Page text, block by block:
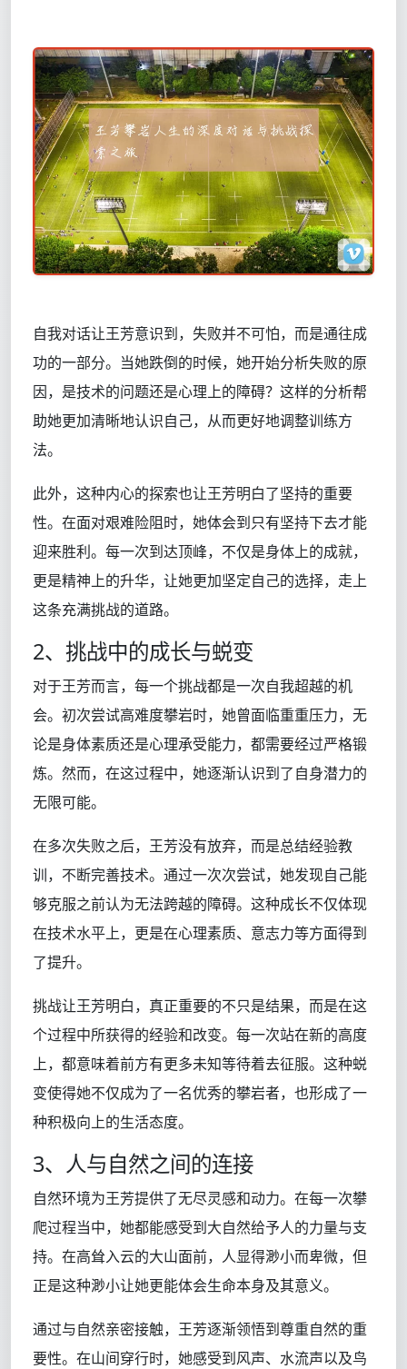
自我对话让王芳意识到，失败并不可怕，而是通往成
功的一部分。当她跌倒的时候，她开始分析失败的原
因，是技术的问题还是心理上的障碍？这样的分析帮
助她更加清晰地认识自己，从而更好地调整训练方
法。
此外，这种内心的探索也让王芳明白了坚持的重要
性。在面对艰难险阻时，她体会到只有坚持下去才能
迎来胜利。每一次到达顶峰，不仅是身体上的成就，
更是精神上的升华，让她更加坚定自己的选择，走上
这条充满挑战的道路。
2、挑战中的成长与蜕变
对于王芳而言，每一个挑战都是一次自我超越的机
会。初次尝试高难度攀岩时，她曾面临重重压力，无
论是身体素质还是心理承受能力，都需要经过严格锻
炼。然而，在这过程中，她逐渐认识到了自身潜力的
无限可能。
在多次失败之后，王芳没有放弃，而是总结经验教
训，不断完善技术。通过一次次尝试，她发现自己能
够克服之前认为无法跨越的障碍。这种成长不仅体现
在技术水平上，更是在心理素质、意志力等方面得到
了提升。
挑战让王芳明白，真正重要的不只是结果，而是在这
个过程中所获得的经验和改变。每一次站在新的高度
上，都意味着前方有更多未知等待着去征服。这种蜕
变使得她不仅成为了一名优秀的攀岩者，也形成了一
种积极向上的生活态度。
3、人与自然之间的连接
自然环境为王芳提供了无尽灵感和动力。在每一次攀
爬过程当中，她都能感受到大自然给予人的力量与支
持。在高耸入云的大山面前，人显得渺小而卑微，但
正是这种渺小让她更能体会生命本身及其意义。
通过与自然亲密接触，王芳逐渐领悟到尊重自然的重
要性。在山间穿行时，她感受到风声、水流声以及鸟